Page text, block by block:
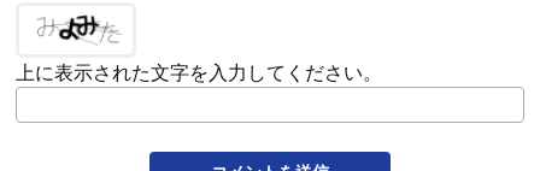
上に表示された文字を入力してください。